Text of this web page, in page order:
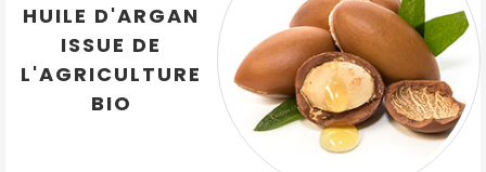
HUILE D'ARGAN
ISSUE DE
L'AGRICULTURE
BIO